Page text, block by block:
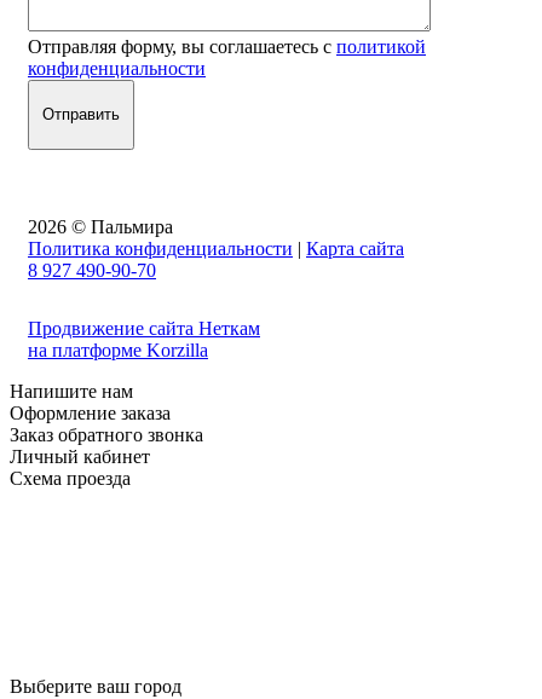
Отправляя форму, вы соглашаетесь с политикой
конфиденциальности
2026 © Пальмира
Политика конфиденциальности | Карта сайта
8 927 490-90-70
Продвижение сайта Неткам
на платформе Korzilla
Напишите нам
Оформление заказа
Заказ обратного звонка
Личный кабинет
Схема проезда
Выберите ваш город